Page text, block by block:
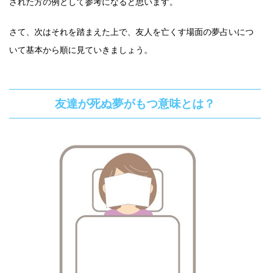
さて、次はそれを踏まえた上で、友人を亡くす場面の夢占いにつ
いて基本から順に見ていきましょう。
友達が死ぬ夢がもつ意味とは？